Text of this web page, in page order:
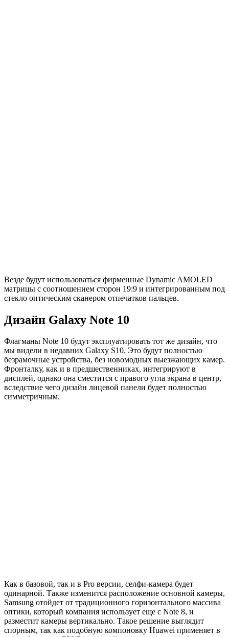
Везде будут использоваться фирменные Dynamic AMOLED
матрицы с соотношением сторон 19:9 и интегрированным под
стекло оптическим сканером отпечатков пальцев.
Дизайн Galaxy Note 10
Флагманы Note 10 будут эксплуатировать тот же дизайн, что
мы видели в недавних Galaxy S10. Это будут полностью
безрамочные устройства, без новомодных выезжающих камер.
Фронталку, как и в предшественниках, интегрируют в
дисплей, однако она сместится с правого угла экрана в центр,
вследствие чего дизайн лицевой панели будет полностью
симметричным.
Как в базовой, так и в Pro версии, селфи-камера будет
одинарной. Также изменится расположение основной камеры,
Samsung отойдет от традиционного горизонтального массива
оптики, который компания использует еще с Note 8, и
разместит камеры вертикально. Такое решение выглядит
спорным, так как подобную компоновку Huawei применяет в